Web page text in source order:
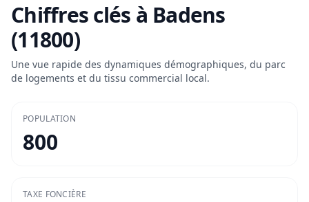
Chiffres clés à Badens
(11800)
Une vue rapide des dynamiques démographiques, du parc
de logements et du tissu commercial local.
POPULATION
800
TAXE FONCIÈRE